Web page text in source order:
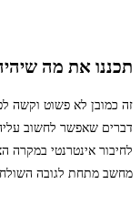
תכננו את מה
זה כמובן לא פשוט וקשה
דברים שאפשר לחשוב
לחיבור אינטרנטי
מחשב מתחת לגובה